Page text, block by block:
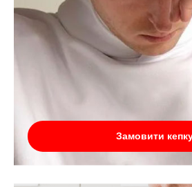
Замовити